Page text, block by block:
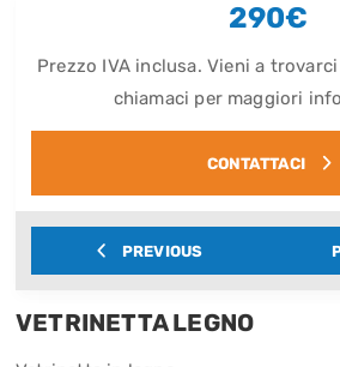
290€
Prezzo IVA inclusa. Vieni a
chiamaci per maggiori
CONTATTACI
PREVIOUS
VETRINETTA LEGNO